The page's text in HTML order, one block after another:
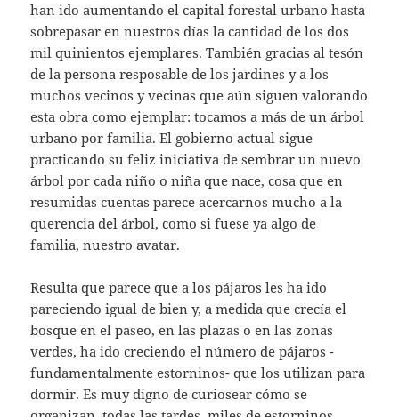
han ido aumentando el capital forestal urbano hasta
sobrepasar en nuestros días la cantidad de los dos
mil quinientos ejemplares. También gracias al tesón
de la persona resposable de los jardines y a los
muchos vecinos y vecinas que aún siguen valorando
esta obra como ejemplar: tocamos a más de un árbol
urbano por familia. El gobierno actual sigue
practicando su feliz iniciativa de sembrar un nuevo
árbol por cada niño o niña que nace, cosa que en
resumidas cuentas parece acercarnos mucho a la
querencia del árbol, como si fuese ya algo de
familia, nuestro avatar.
Resulta que parece que a los pájaros les ha ido
pareciendo igual de bien y, a medida que crecía el
bosque en el paseo, en las plazas o en las zonas
verdes, ha ido creciendo el número de pájaros -
fundamentalmente estorninos- que los utilizan para
dormir. Es muy digno de curiosear cómo se